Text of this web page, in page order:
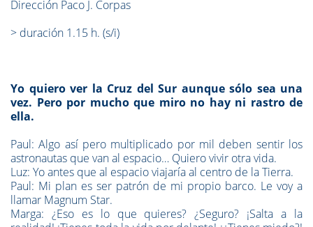
Dirección Paco J. Corpas
> duración 1.15 h. (s/i)
Yo quiero ver la Cruz del Sur aunque sólo sea una
vez. Pero por mucho que miro no hay ni rastro de
ella.
Paul: Algo así pero multiplicado por mil deben sentir los
astronautas que van al espacio… Quiero vivir otra vida.
Luz: Yo antes que al espacio viajaría al centro de la Tierra.
Paul: Mi plan es ser patrón de mi propio barco. Le voy a
llamar Magnum Star.
Marga: ¿Eso es lo que quieres? ¿Seguro? ¡Salta a la